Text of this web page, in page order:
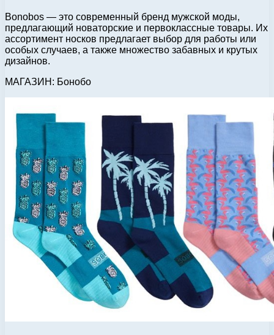
Bonobos — это современный бренд мужской моды,
предлагающий новаторские и первоклассные товары. Их
ассортимент носков предлагает выбор для работы или
особых случаев, а также множество забавных и крутых
дизайнов.
МАГАЗИН: Бонобо